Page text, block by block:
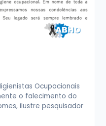
Ocupacionais
o falecimento do
ilustre pesquisador